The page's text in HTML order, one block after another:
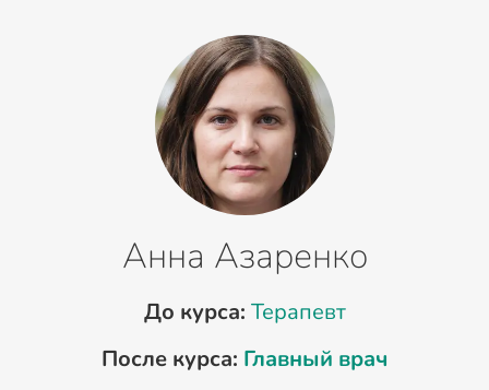
Анна Азаренко
До курса: Терапевт
После курса: Главный врач